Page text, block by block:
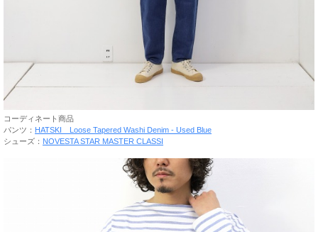
コーディネート商品
パンツ： HATSKI Loose Tapered Washi Denim - Used Blue
シューズ： NOVESTA STAR MASTER CLASSI